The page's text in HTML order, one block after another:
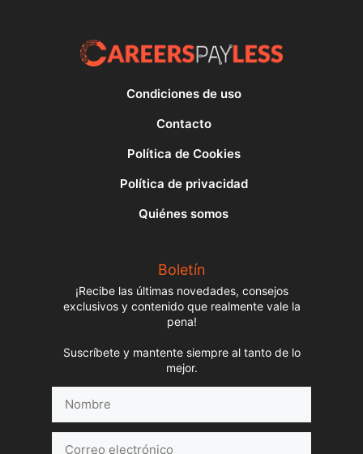
Condiciones de uso
Contacto
Política de Cookies
Política de privacidad
Quiénes somos
Boletín
¡Recibe las últimas novedades, consejos
exclusivos y contenido que realmente vale la
pena!
Suscríbete y mantente siempre al tanto de lo
mejor.